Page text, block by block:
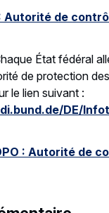
Autorité de
État fédéral
de protection
le lien suivant :
DE/
: Autorité de